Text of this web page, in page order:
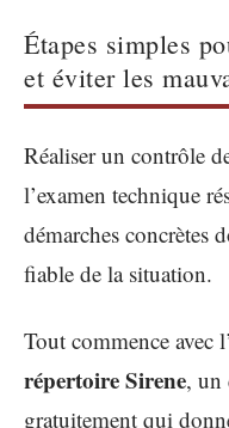
Étapes simples
et éviter les
Réaliser un contrôle
l’examen technique
démarches concrètes
fiable de la situation.
Tout commence avec l’
répertoire Sirene, un
gratuitement qui